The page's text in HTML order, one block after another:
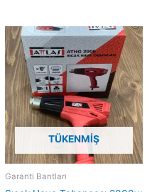
TÜKENMIŞ
Garanti Bantları